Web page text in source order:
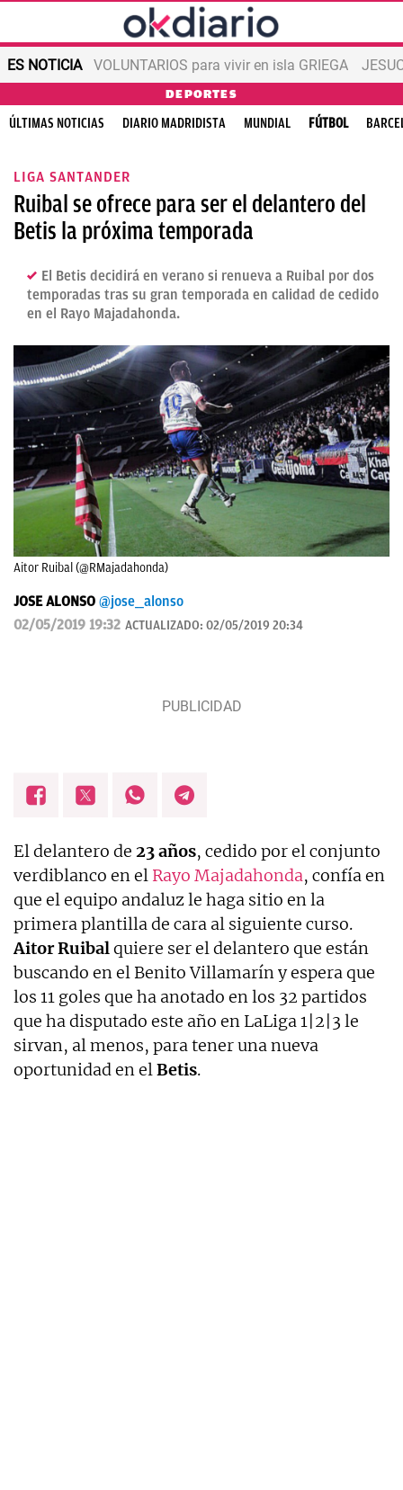
ES NOTICIA VOLUNTARIOS para vivir en isla GRIEGA
DEPORTES
ÚLTIMAS NOTICIAS DIARIO MADRIDISTA MUNDIAL FÚTBOL
LIGA SANTANDER
Ruibal se ofrece para ser el delantero del
Betis la próxima temporada
El Betis decidirá en verano si renueva a Ruibal por dos
temporadas tras su gran temporada en calidad de cedido
en el Rayo Majadahonda.
Aitor Ruibal (@RMajadahonda)
JOSE ALONSO @jose__alonso
02/05/2019 19:32 ACTUALIZADO: 02/05/2019 20:34
El delantero de 23 años, cedido por el conjunto
verdiblanco en el Rayo Majadahonda, confía en
que el equipo andaluz le haga sitio en la
primera plantilla de cara al siguiente curso.
Aitor Ruibalquiere ser el delantero que están
buscando en el Benito Villamarín y espera que
los 11 goles que ha anotado en los 32 partidos
que ha disputado este año en LaLiga 1|2|3 le
sirvan, al menos, para tener una nueva
oportunidad en elBetis.